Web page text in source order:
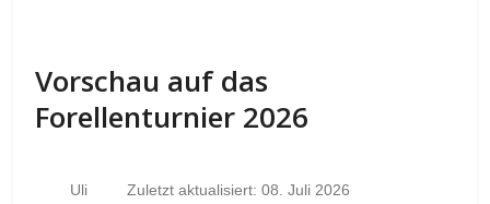
Vorschau auf das
Forellenturnier 2026
Uli Zuletzt aktualisiert: 08. Juli 2026